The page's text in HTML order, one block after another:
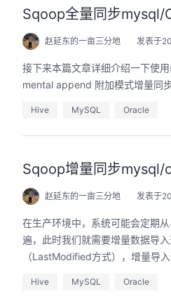
Sqoop全量同步mysql/
赵延东的一亩三分地 发表于
接下来本篇文章详细介绍一下使
mental append 附加模式增量同
Hive MySQL Oracle
Sqoop增量同步
赵延东的一亩三分地 发表于
在生产环境中，系统可能会定期
遍，此时我们就需要增量数据导
（LastModified方式），增量导
Hive MySQL Oracle